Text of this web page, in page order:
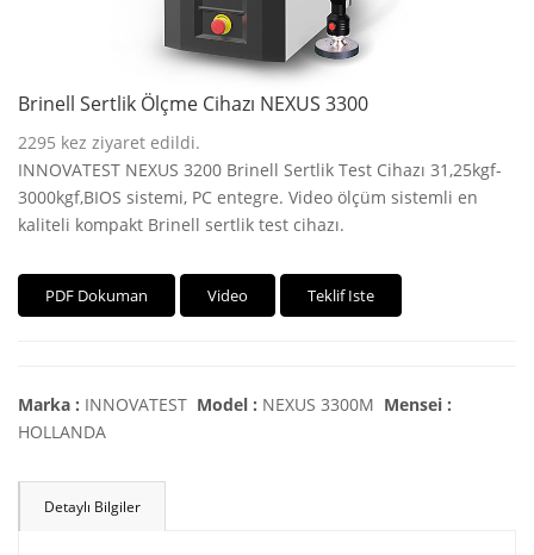
Brinell Sertlik Ölçme Cihazı NEXUS 3300
2295 kez ziyaret edildi.
INNOVATEST NEXUS 3200 Brinell Sertlik Test Cihazı 31,25kgf-
3000kgf,BIOS sistemi, PC entegre. Video ölçüm sistemli en
kaliteli kompakt Brinell sertlik test cihazı.
PDF Dokuman Video Teklif Iste
Marka : INNOVATEST Model : NEXUS 3300M Mensei :
HOLLANDA
Detaylı Bilgiler